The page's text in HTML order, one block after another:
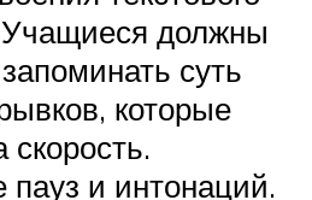
должны
суть
которые
скорость.
и интонаций.